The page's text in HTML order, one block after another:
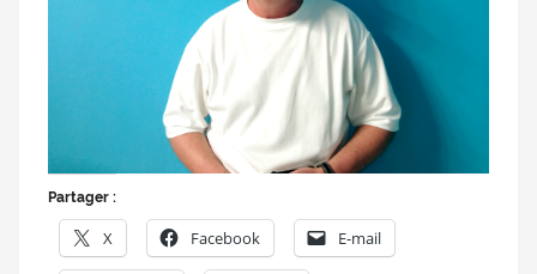
Partager :
X Facebook E-mail